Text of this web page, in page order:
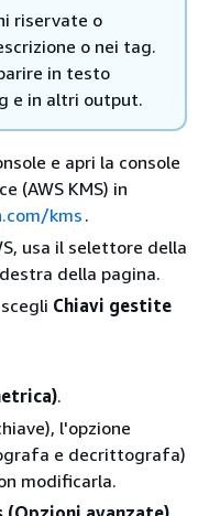
riservate o
o nei tag.
in testo
e in altri output.
e apri la console
(AWS KMS) in
kms .
usa il selettore della
della pagina.
Chiavi gestite
.
l'opzione
e decrittografa)
modificarla.